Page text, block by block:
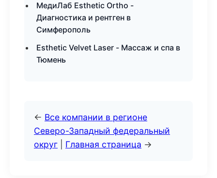
МедиЛаб Esthetic Ortho -
Диагностика и рентген в
Симферополь
Esthetic Velvet Laser - Массаж и спа в
Тюмень
← Все компании в регионе
Северо-Западный федеральный
округ
Главная страница →